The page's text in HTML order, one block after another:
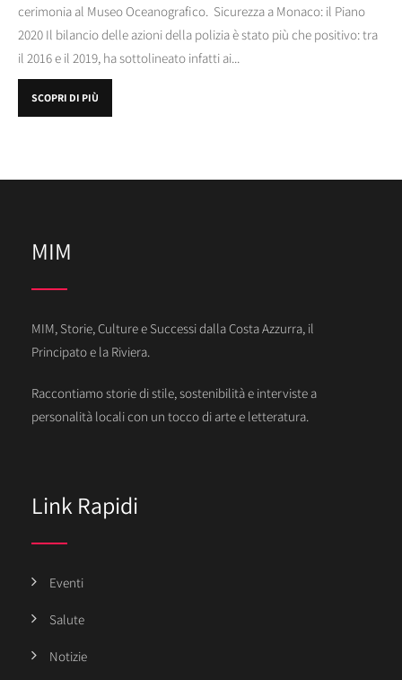
cerimonia al Museo Oceanografico. Sicurezza a Monaco: il Piano
2020 Il bilancio delle azioni della polizia è stato più che positivo: tra
il 2016 e il 2019, ha sottolineato infatti ai...
SCOPRI DI PIÙ
MIM
MIM, Storie, Culture e Successi dalla Costa Azzurra, il
Principato e la Riviera.
Raccontiamo storie di stile, sostenibilità e interviste a
personalità locali con un tocco di arte e letteratura.
Link Rapidi
Eventi
Salute
Notizie